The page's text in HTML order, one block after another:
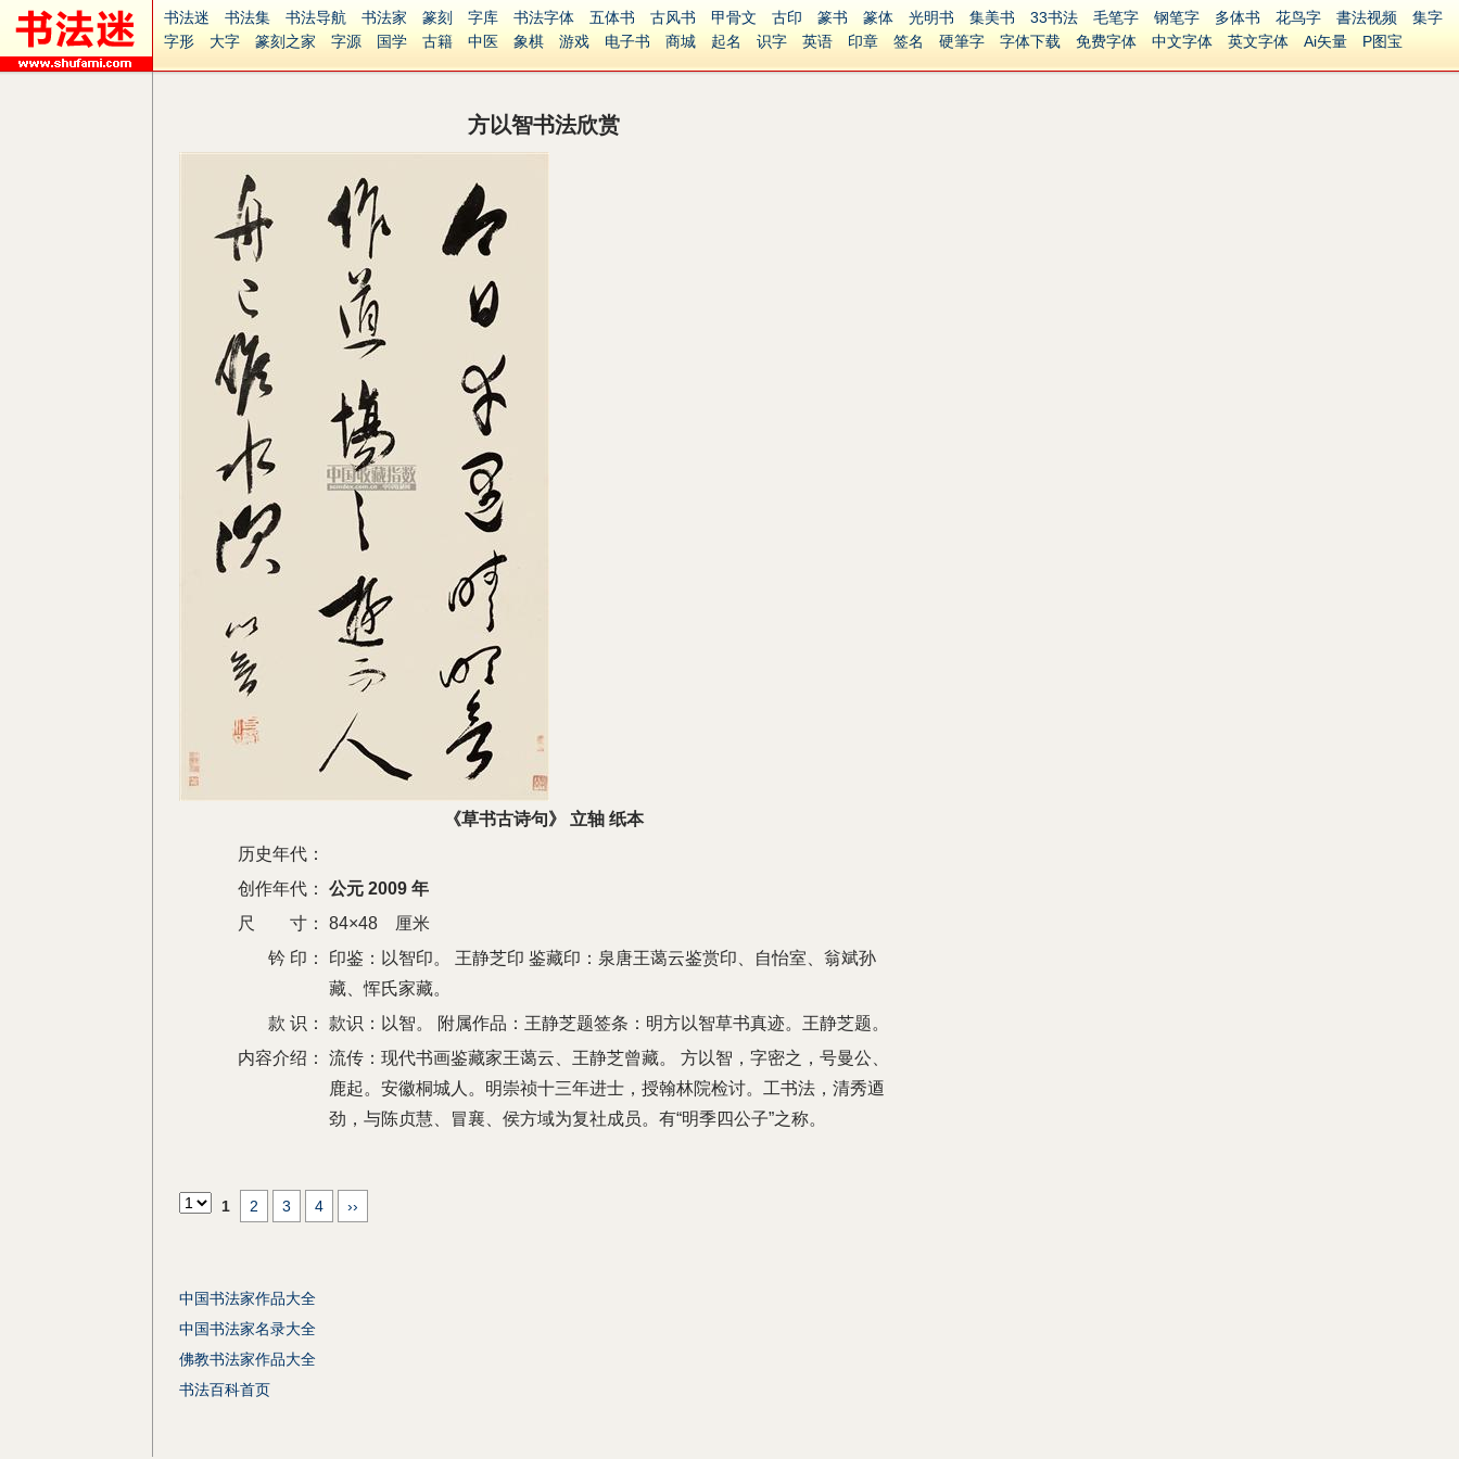
书法迷 书法集 书法导航 书法家 篆刻 字库 书法字体 五体书 古风书 甲骨文 古印 篆书 篆体 光明书 集美书 33书法 毛笔字 钢笔字 多体书 花鸟字 書法视频
集字
字形
大字 篆刻之家 字源 国学 古籍 中医 象棋 游戏 电子书 商城 起名 识字 英语 印章 签名 硬筆字 字体下载 免费字体 中文字体 英文字体 Ai矢量
P图宝
方以智书法欣赏
《草书古诗句》 立轴 纸本
历史年代：
创作年代：
公元 2009 年
尺 寸：
84×48 厘米
钤 印：
印鉴：以智印。 王静芝印 鉴藏印：泉唐王蔼云鉴赏印、自怡室、翁斌孙
藏、恽氏家藏。
款 识：
款识：以智。 附属作品：王静芝题签条：明方以智草书真迹。王静芝题。
内容介绍：
流传：现代书画鉴藏家王蔼云、王静芝曾藏。 方以智，字密之，号曼公、
鹿起。安徽桐城人。明崇祯十三年进士，授翰林院检讨。工书法，清秀逎
劲，与陈贞慧、冒襄、侯方域为复社成员。有“明季四公子”之称。
1 2 3 4 ››
中国书法家作品大全
中国书法家名录大全
佛教书法家作品大全
书法百科首页